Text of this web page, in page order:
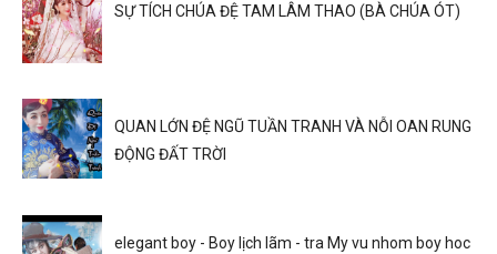
SỰ TÍCH CHÚA ĐỆ TAM LÂM THAO (BÀ CHÚA ÓT)
QUAN LỚN ĐỆ NGŨ TUẦN TRANH VÀ NỖI OAN RUNG
ĐỘNG ĐẤT TRỜI
elegant boy - Boy lịch lãm - tra My vu nhom boy hoc